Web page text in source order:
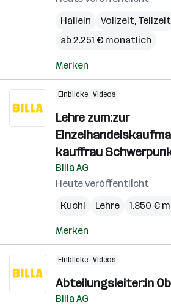
Hallein
Vollzeit, Teilzeit
ab 2.251 € monatlich
Merken
Einblicke Videos
Lehre zum:zur
kauffrau
Billa AG
Heute veröffentlicht
Kuchl
Lehre 1.350 €
Merken
Einblicke Videos
Abteilungsleiter:in
Billa AG